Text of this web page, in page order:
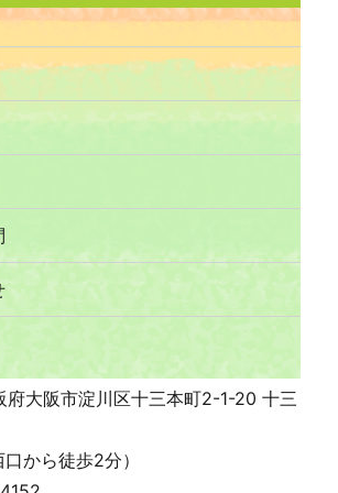
大阪市淀川区十三本町2-1-20 十三
口から徒歩2分）